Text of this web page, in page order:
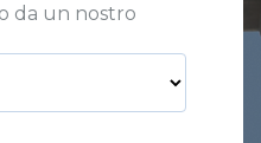
da un nostro